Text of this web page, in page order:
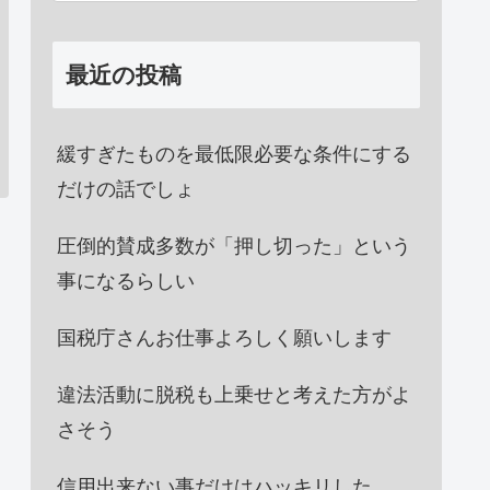
最近の投稿
緩すぎたものを最低限必要な条件にする
だけの話でしょ
圧倒的賛成多数が「押し切った」という
事になるらしい
国税庁さんお仕事よろしく願いします
違法活動に脱税も上乗せと考えた方がよ
さそう